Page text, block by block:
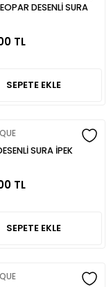
DESENLİ SURA
TL
SEPETE EKLE
SURA İPEK
TL
SEPETE EKLE